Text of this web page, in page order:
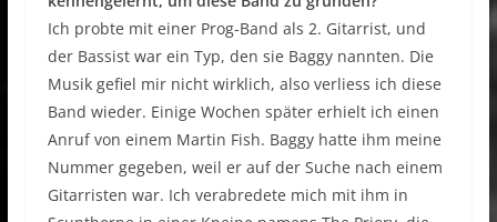
Ich probte mit einer Prog-Band als 2. Gitarrist, und
der Bassist war ein Typ, den sie Baggy nannten. Die
Musik gefiel mir nicht wirklich, also verliess ich diese
Band wieder. Einige Wochen später erhielt ich einen
Anruf von einem Martin Fish. Baggy hatte ihm meine
Nummer gegeben, weil er auf der Suche nach einem
Gitarristen war. Ich verabredete mich mit ihm in